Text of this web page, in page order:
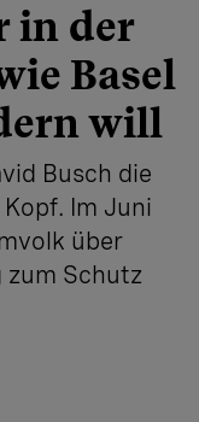
in der
Basel
will
Busch die
Im Juni
über
zum Schutz